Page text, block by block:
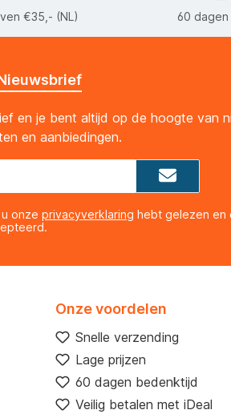
€35,- (NL) 60
en je bent altijd op de hoogte van
en aanbiedingen.
onze privacyverklaring hebt gelezen en
Onze voordelen
Snelle verzending
Lage prijzen
60 dagen bedenktijd
Veilig betalen met iDeal